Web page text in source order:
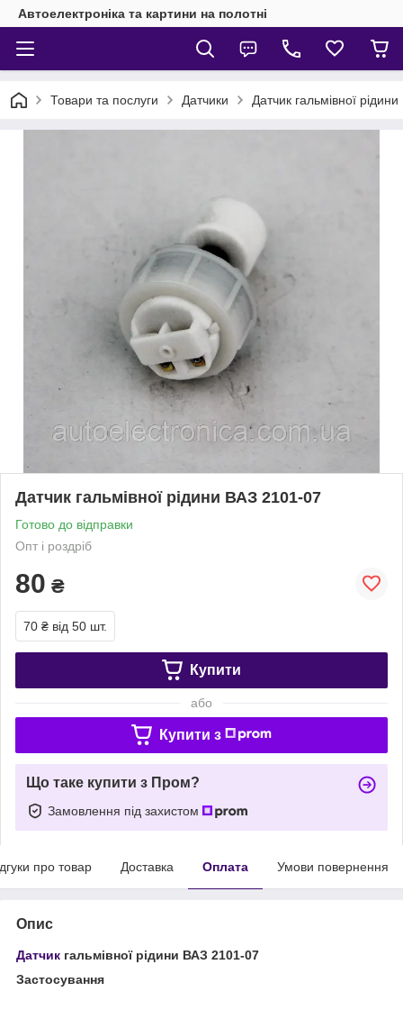
Автоелектроніка та картини на полотні
Товари та послуги Датчики Датчик гальмівної
Датчик гальмівної рідини ВАЗ 2101-07
Готово до відправки
Опт і роздріб
80 ₴
70 ₴ від 50 шт.
Купити
або
Купити з
Що таке купити з Пром?
Замовлення під захистом
про товар Доставка Оплата Умови повернення
Опис
Датчик гальмівної рідини ВАЗ 2101-07
Застосування